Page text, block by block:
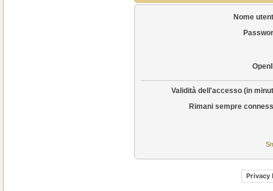
Nome
Validità dell'accesso (in
Rimani sempre
Privacy